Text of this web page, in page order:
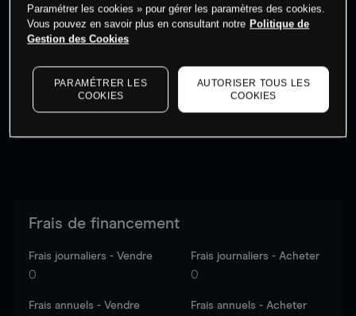
Les prix sont indicatifs.
dernières données du marché.Log into see latest
market data
Frais de financement
Frais journaliers - Vendre
0
Frais journaliers - Acheter
0
Frais annuels - Vendre Frais annuels - Acheter
Paramétrer les cookies » pour gérer les paramètres des cookies.
Vous pouvez en savoir plus en consultant notre Politique de
Gestion des Cookies
PARAMÉTRER LES
COOKIES
AUTORISER TOUS LES
COOKIES